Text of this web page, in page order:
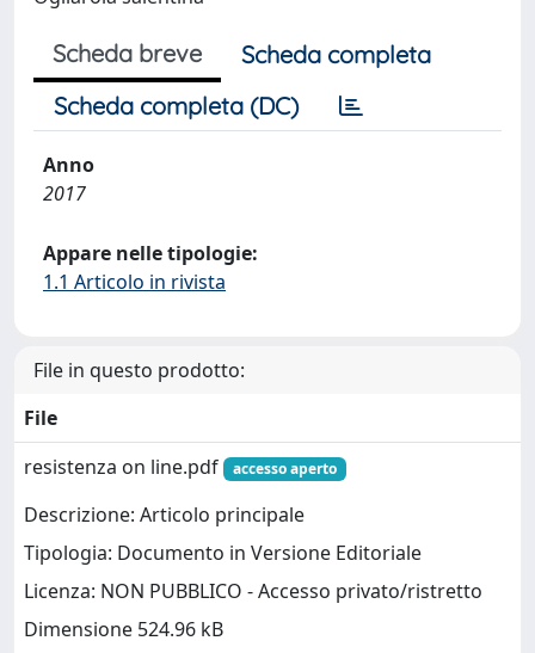
Scheda breve
Scheda completa
Scheda completa (DC)
Anno
2017
Appare nelle tipologie:
1.1 Articolo in rivista
File in questo prodotto:
File
resistenza on line.pdf
accesso aperto
Descrizione: Articolo principale
Tipologia: Documento in Versione Editoriale
Licenza: NON PUBBLICO - Accesso privato/ristretto
Dimensione 524.96 kB